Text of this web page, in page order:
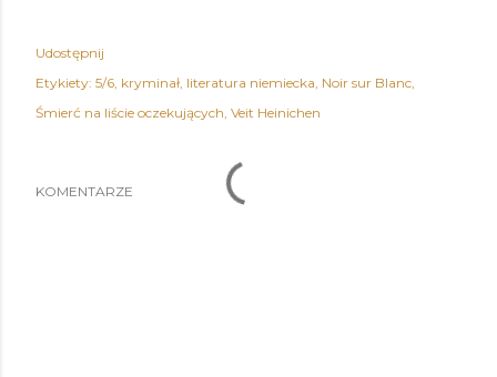
Udostępnij
Etykiety: 5/6 kryminał literatura niemiecka Noir sur Blanc
Śmierć na liście oczekujących Veit Heinichen
KOMENTARZE